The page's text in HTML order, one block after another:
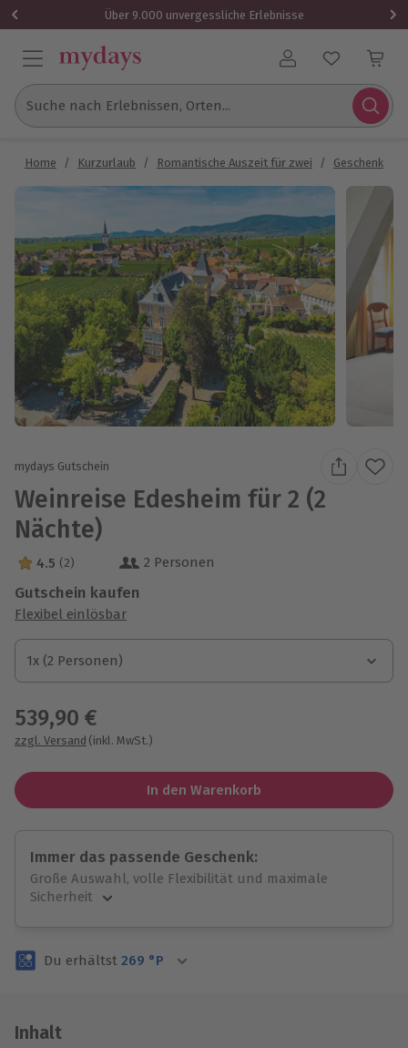
Über 9.000 unvergessliche Erlebnisse
Benutzerkonto
Suche nach Erlebnissen, Orten...
Home / Kurzurlaub / Romantische Auszeit für zwei / Geschenk
mydays Gutschein
Weinreise Edesheim für 2 (2
Nächte)
4.5 Sterne von 5 aus 2 Bewertungen
4.5 (2) 2 Personen
Gutschein kaufen
Flexibel einlösbar
1x (2 Personen)
1x (2 Personen)
1x (2 Personen)
539,90 €
zzgl. Versand (inkl. MwSt.)
In den Warenkorb
Immer das passende Geschenk:
Große Auswahl, volle Flexibilität und maximale
Sicherheit
Volle Flexibilität
3 Jahre gültig & verlängerbar.
Du erhältst 269 °P
Inhalt